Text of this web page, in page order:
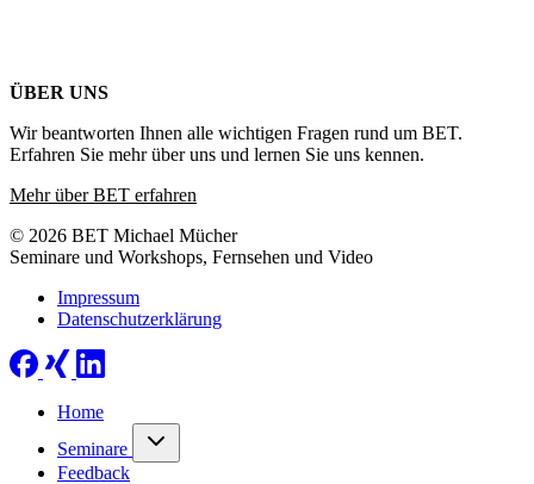
ÜBER UNS
Wir beantworten Ihnen alle wichtigen Fragen rund um BET.
Erfahren Sie mehr über uns und lernen Sie uns kennen.
Mehr über BET erfahren
© 2026 BET Michael Mücher
Seminare und Workshops, Fernsehen und Video
Impressum
Datenschutzerklärung
Home
Seminare
Feedback